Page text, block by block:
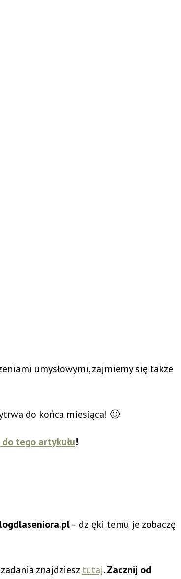
umysłowymi, zajmiemy się także
do końca miesiąca! 🙂
tego artykułu!
– dzięki temu je zobaczę
znajdziesz tutaj.Zacznij od